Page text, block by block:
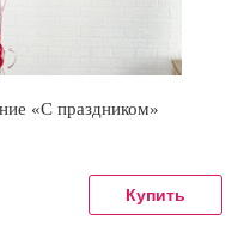
«С праздником»